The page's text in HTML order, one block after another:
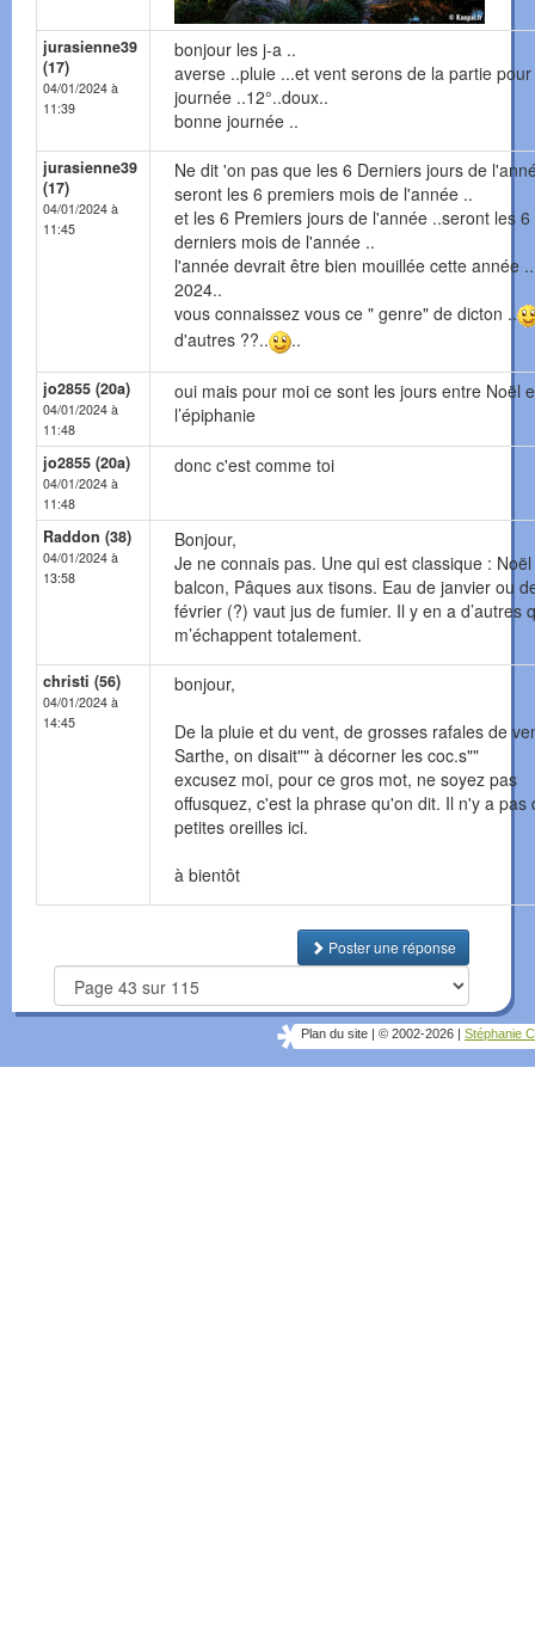
jurasienne39
(17)
04/01/2024 à
11:39
bonjour les j-a ..
averse ..pluie ...et vent serons de la partie
journée ..12°..doux..
bonne journée ..
jurasienne39
(17)
04/01/2024 à
11:45
Ne dit 'on pas que les 6 Derniers jours de
seront les 6 premiers mois de l'année ..
et les 6 Premiers jours de l'année ..seront les 6
derniers mois de l'année ..
l'année devrait être bien mouillée cette année ..
2024..
vous connaissez vous ce " genre" de dicton ..
d'autres ??..
..
jo2855 (20a)
04/01/2024 à
11:48
oui mais pour moi ce sont les jours entre Noël
l’épiphanie
jo2855 (20a)
04/01/2024 à
11:48
donc c'est comme toi
Raddon (38)
04/01/2024 à
13:58
Bonjour,
Je ne connais pas. Une qui est classique :
balcon, Pâques aux tisons. Eau de janvier ou
février (?) vaut jus de fumier. Il y en a d’autres
m’échappent totalement.
christi (56)
04/01/2024 à
14:45
bonjour,
De la pluie et du vent, de grosses rafales de
Sarthe, on disait"" à décorner les coc.s""
excusez moi, pour ce gros mot, ne soyez pas
offusquez, c'est la phrase qu'on dit. Il n'y a pas
petites oreilles ici.
à bientôt
Poster une réponse
Plan du site © 2002-2026 Stéphanie C